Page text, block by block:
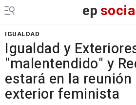
ep
IGUALDAD
Igualdad y
"malentendido" y
estará en la
exterior feminista